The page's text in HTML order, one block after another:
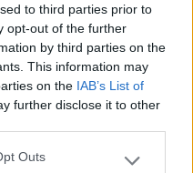
to third parties prior to
opt-out of the further
by third parties on the
This information may
on the IAB’s List of
further disclose it to other
uses one or more Google
Outs